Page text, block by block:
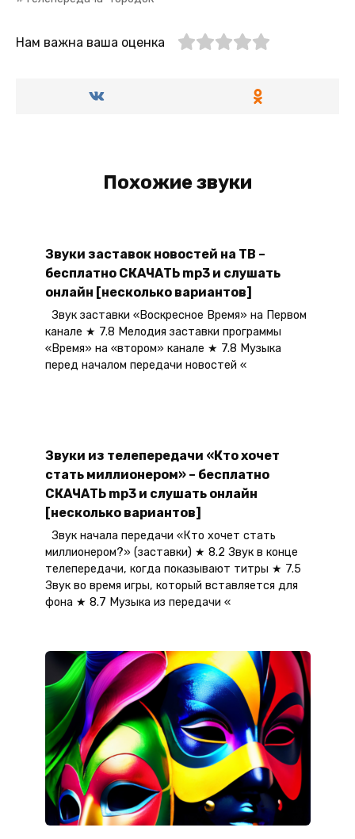
Нам важна ваша оценка
Похожие звуки
Звуки заставок новостей на ТВ –
бесплатно СКАЧАТЬ mp3 и слушать
онлайн [несколько вариантов]
Звук заставки «Воскресное Время» на Первом
канале ★ 7.8 Мелодия заставки программы
«Время» на «втором» канале ★ 7.8 Музыка
перед началом передачи новостей «
Звуки из телепередачи «Кто хочет
стать миллионером» – бесплатно
СКАЧАТЬ mp3 и слушать онлайн
[несколько вариантов]
Звук начала передачи «Кто хочет стать
миллионером?» (заставки) ★ 8.2 Звук в конце
телепередачи, когда показывают титры ★ 7.5
Звук во время игры, который вставляется для
фона ★ 8.7 Музыка из передачи «